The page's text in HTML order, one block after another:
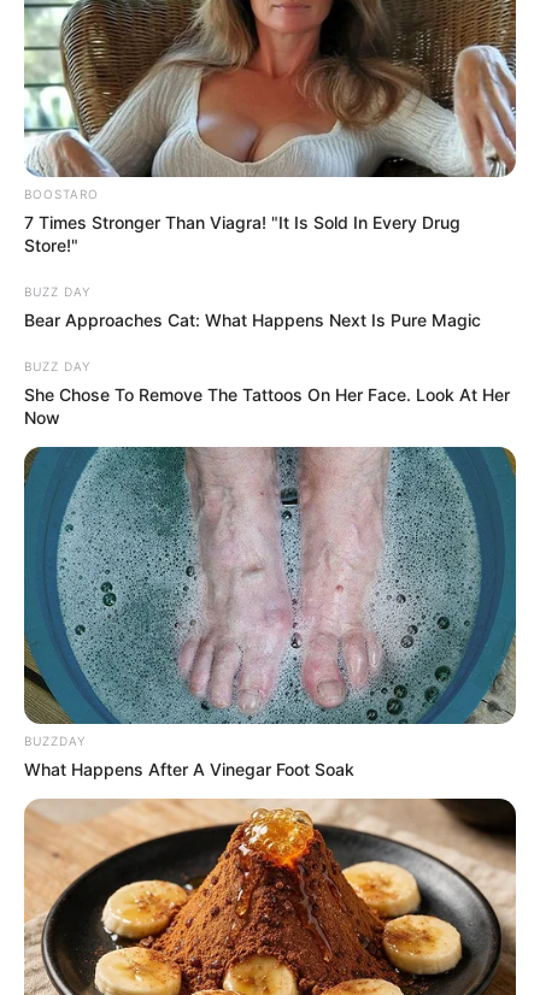
BOOSTARO
7 Times Stronger Than Viagra! "It Is Sold In Every Drug
Store!"
BUZZ DAY
Bear Approaches Cat: What Happens Next Is Pure Magic
BUZZ DAY
She Chose To Remove The Tattoos On Her Face. Look At Her
Now
BUZZDAY
What Happens After A Vinegar Foot Soak